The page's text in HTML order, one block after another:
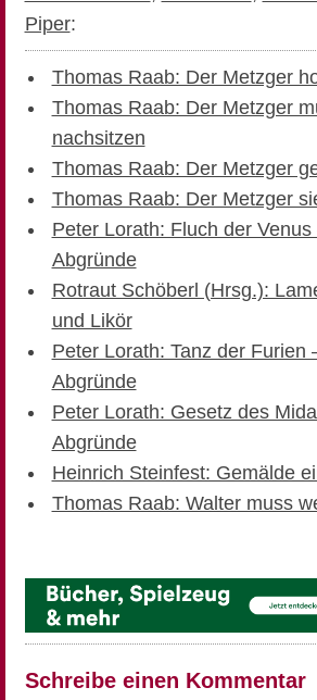
Piper:
Thomas Raab: Der Metzger
Thomas Raab: Der Metzger
nachsitzen
Thomas Raab: Der Metzger
Thomas Raab: Der Metzger
Peter Lorath: Fluch der
Abgründe
Rotraut Schöberl (Hrsg.):
und Likör
Peter Lorath: Tanz der Furien
Abgründe
Peter Lorath: Gesetz des
Abgründe
Heinrich Steinfest: Gemälde
Thomas Raab: Walter muss
Schreibe einen Kommentar